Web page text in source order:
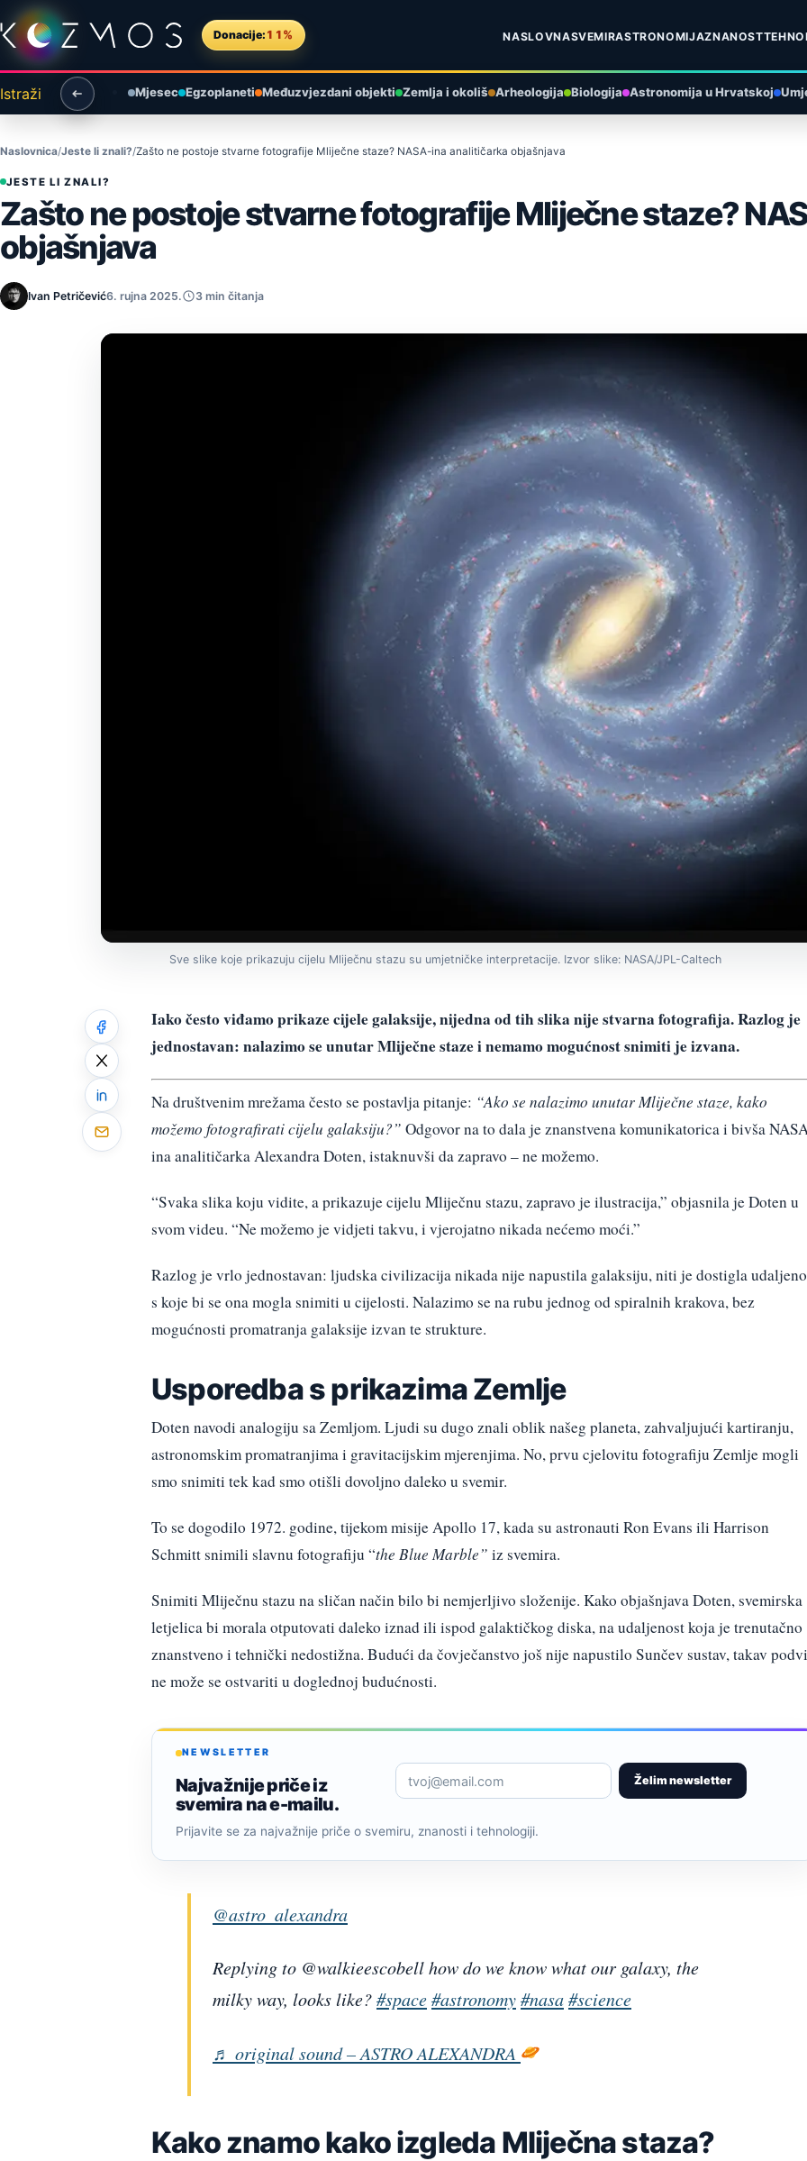
Preskoči na sadržaj
Donacije: 11% NASLOVNASVEMIRASTRONOMIJAZNANOST
Istraži Mjesec Egzoplaneti Međuzvjezdani objekti Zemlja i okoliš Arheologija Biologija Astronomija u Hrvatskoj
Naslovnica Jeste li znali? Zašto ne postoje stvarne fotografije Mliječne staze? NASA-ina analitičarka objašnjava
JESTE LI ZNALI?
Zašto ne postoje stvarne fotografije Mliječne staze?
objašnjava
Ivan Petričević6. rujna 2025. 3 min čitanja
Sve slike koje prikazuju cijelu Mliječnu stazu su umjetničke interpretacije. Izvor slike: NASA/JPL-Caltech
Iako često viđamo prikaze cijele galaksije, nijedna od tih slika nije stvarna fotografija. Razlog je
jednostavan: nalazimo se unutar Mliječne staze i nemamo mogućnost snimiti je izvana.
Na društvenim mrežama često se postavlja pitanje: “Ako se nalazimo unutar Mliječne staze, kako
možemo fotografirati cijelu galaksiju?” Odgovor na to dala je znanstvena komunikatorica i bivša
ina analitičarka Alexandra Doten, istaknuvši da zapravo – ne možemo.
“Svaka slika koju vidite, a prikazuje cijelu Mliječnu stazu, zapravo je ilustracija,” objasnila je Doten u
svom videu. “Ne možemo je vidjeti takvu, i vjerojatno nikada nećemo moći.”
Razlog je vrlo jednostavan: ljudska civilizacija nikada nije napustila galaksiju, niti je dostigla
s koje bi se ona mogla snimiti u cijelosti. Nalazimo se na rubu jednog od spiralnih krakova, bez
mogućnosti promatranja galaksije izvan te strukture.
Usporedba s prikazima Zemlje
Doten navodi analogiju sa Zemljom. Ljudi su dugo znali oblik našeg planeta, zahvaljujući kartiranju,
astronomskim promatranjima i gravitacijskim mjerenjima. No, prvu cjelovitu fotografiju Zemlje mogli
smo snimiti tek kad smo otišli dovoljno daleko u svemir.
To se dogodilo 1972. godine, tijekom misije Apollo 17, kada su astronauti Ron Evans ili Harrison
Schmitt snimili slavnu fotografiju “the Blue Marble” iz svemira.
Snimiti Mliječnu stazu na sličan način bilo bi nemjerljivo složenije. Kako objašnjava Doten, svemirska
letjelica bi morala otputovati daleko iznad ili ispod galaktičkog diska, na udaljenost koja je trenutačno
znanstveno i tehnički nedostižna. Budući da čovječanstvo još nije napustilo Sunčev sustav, takav
ne može se ostvariti u doglednoj budućnosti.
NEWSLETTER
Najvažnije priče iz
svemira na e-mailu.
Želim newsletter
Prijavite se za najvažnije priče o svemiru, znanosti i tehnologiji.
@astro_alexandra
Replying to @walkieescobell how do we know what our galaxy, the
milky way, looks like?#space#astronomy#nasa#science
♬ original sound – ASTRO ALEXANDRA
Kako znamo kako izgleda Mliječna staza?